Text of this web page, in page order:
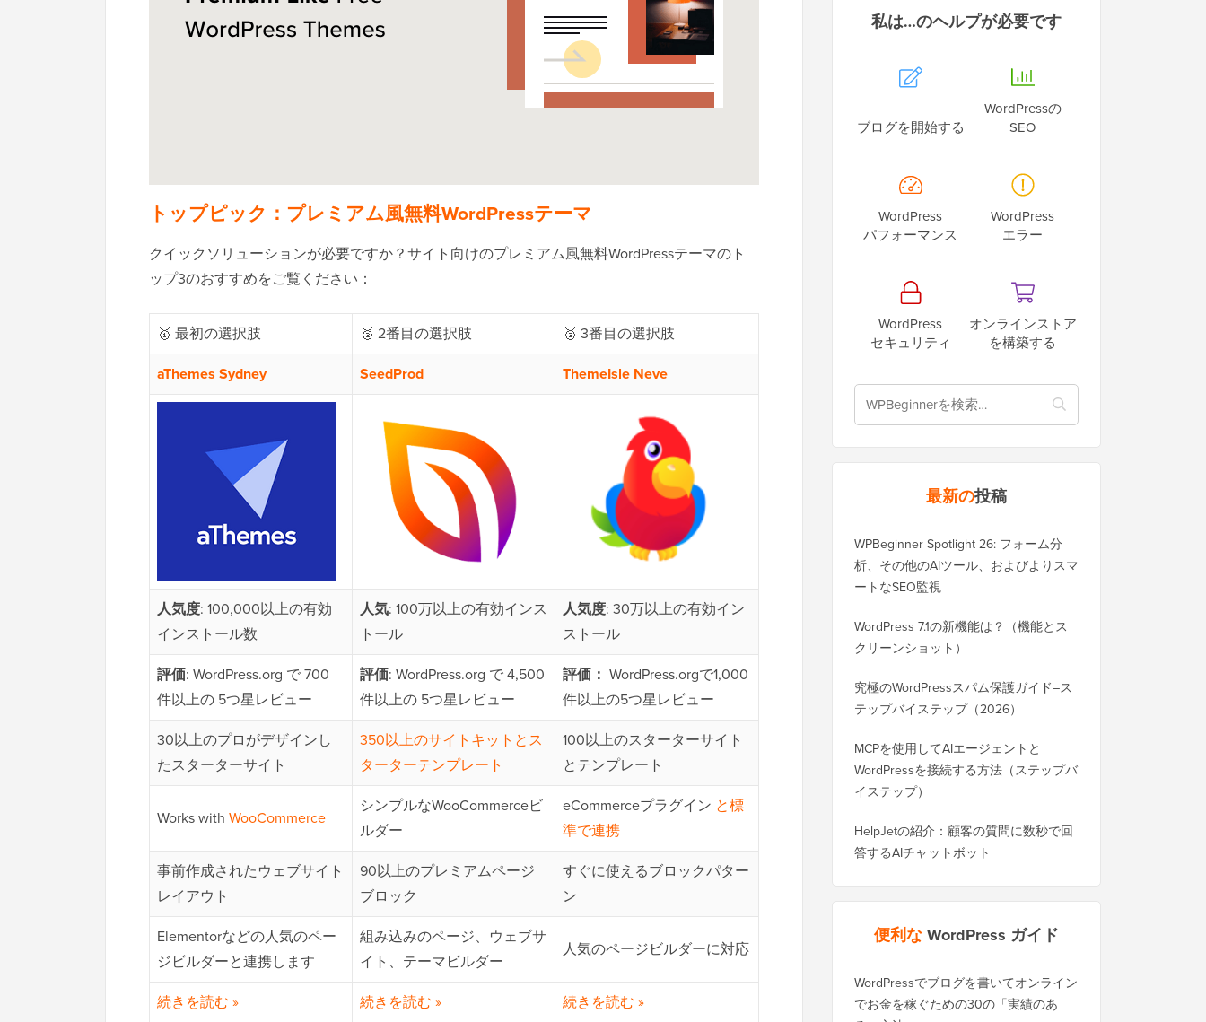
トップピック：プレミアム風無料WordPressテーマ
クイックソリューションが必要ですか？サイト向けのプレミアム風無料WordPressテーマのト
ップ3のおすすめをご覧ください：
🥇 最初の選択肢 🥈 2番目の選択肢
🥉 3番目の選択肢
aThemes Sydney
SeedProd ThemeIsle Neve
人気度: 100,000以上の有効
インストール数
人気: 100万以上の有効インス
トール
人気度: 30万以上の有効イン
ストール
評価: WordPress.org で 700
件以上の 5つ星レビュー
評価: WordPress.org で 4,500
件以上の 5つ星レビュー
評価： WordPress.orgで1,000
件以上の5つ星レビュー
30以上のプロがデザインし
たスターターサイト
350以上のサイトキットとス
ターターテンプレート
100以上のスターターサイト
とテンプレート
Works with WooCommerce
シンプルなWooCommerceビ
ルダー
eCommerceプラグイン と標
準で連携
事前作成されたウェブサイト
レイアウト
90以上のプレミアムページ
ブロック
すぐに使えるブロックパター
ン
Elementorなどの人気のペー
ジビルダーと連携します
組み込みのページ、ウェブサ
イト、テーマビルダー
人気のページビルダーに対応
続きを読む » 続きを読む » 続きを読む »
私は…のヘルプが必要です
ブログを開始する
WordPressの
SEO
WordPress
パフォーマンス
WordPress
エラー
WordPress
セキュリティ
オンラインストア
を構築する
最新の投稿
WPBeginner Spotlight 26: フォーム分
析、その他のAIツール、およびよりスマ
ートなSEO監視
WordPress 7.1の新機能は？（機能とス
クリーンショット）
究極のWordPressスパム保護ガイド–ス
テップバイステップ（2026）
MCPを使用してAIエージェントと
WordPressを接続する方法（ステップバ
イステップ）
HelpJetの紹介：顧客の質問に数秒で回
答するAIチャットボット
便利なWordPress ガイド
WordPressでブログを書いてオンライン
でお金を稼ぐための30の「実績のあ